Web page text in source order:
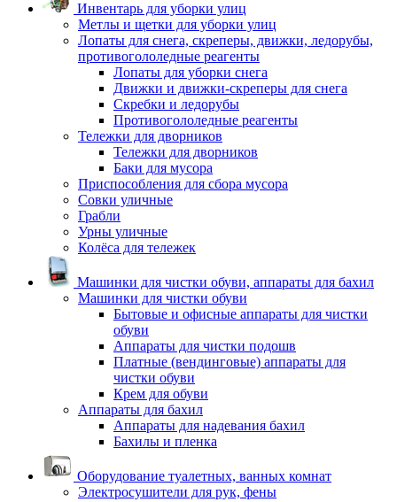
Инвентарь для уборки улиц
Метлы и щетки для уборки улиц
Лопаты для снега, скреперы, движки, ледорубы,
противогололедные реагенты
Лопаты для уборки снега
Движки и движки-скреперы для снега
Скребки и ледорубы
Противогололедные реагенты
Тележки для дворников
Тележки для дворников
Баки для мусора
Приспособления для сбора мусора
Совки уличные
Грабли
Урны уличные
Колёса для тележек
Машинки для чистки обуви, аппараты для бахил
Машинки для чистки обуви
Бытовые и офисные аппараты для чистки
обуви
Аппараты для чистки подошв
Платные (вендинговые) аппараты для
чистки обуви
Крем для обуви
Аппараты для бахил
Аппараты для надевания бахил
Бахилы и пленка
Оборудование туалетных, ванных комнат
Электросушители для рук, фены